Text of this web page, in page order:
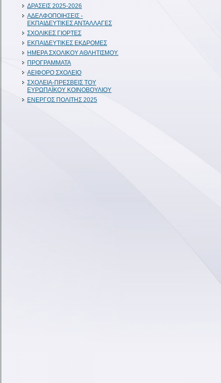
ΔΡΑΣΕΙΣ 2025-2026
ΑΔΕΛΦΟΠΟΙΗΣΕΙΣ -
ΕΚΠΑΙΔΕΥΤΙΚΕΣ ΑΝΤΑΛΛΑΓΕΣ
ΣΧΟΛΙΚΕΣ ΓΙΟΡΤΕΣ
ΕΚΠΑΙΔΕΥΤΙΚΕΣ ΕΚΔΡΟΜΕΣ
ΗΜΕΡΑ ΣΧΟΛΙΚΟΥ ΑΘΛΗΤΙΣΜΟΥ.
ΠΡΟΓΡΑΜΜΑΤΑ
ΑΕΙΦΟΡΟ ΣΧΟΛΕΙΟ
ΣΧΟΛΕΙΑ-ΠΡΕΣΒΕΙΣ ΤΟΥ
ΕΥΡΩΠΑΪΚΟΥ ΚΟΙΝΟΒΟΥΛΙΟΥ
ΕΝΕΡΓΟΣ ΠΟΛΙΤΗΣ 2025